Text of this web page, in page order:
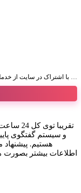
با اشتراک در سایت از خدمات متنوع ما بهره مند شوید …
تقریبا
و سیستم گفتگوی
هستیم.
اطلاعات بیشتر بصورت